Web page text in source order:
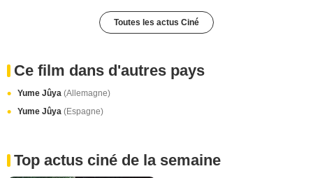
Toutes les actus Ciné
Ce film dans d'autres pays
Yume Jûya (Allemagne)
Yume Jûya (Espagne)
Top actus ciné de la semaine